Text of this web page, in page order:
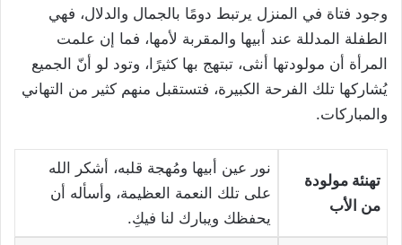
وجود فتاة في المنزل يرتبط دومًا بالجمال والدلال، فهي
الطفلة المدللة عند أبيها والمقربة لأمها، فما إن علمت
المرأة أن مولودتها أنثى، تبتهج بها كثيرًا، وتود لو أنّ الجميع
يُشاركها تلك الفرحة الكبيرة، فتستقبل منهم كثير من التهاني
والمباركات.
تهنئة مولودة
من الأب
نور عين أبيها ومُهجة قلبه، أشكر الله
على تلك النعمة العظيمة، وأسأله أن
يحفظك ويبارك لنا فيكِ.